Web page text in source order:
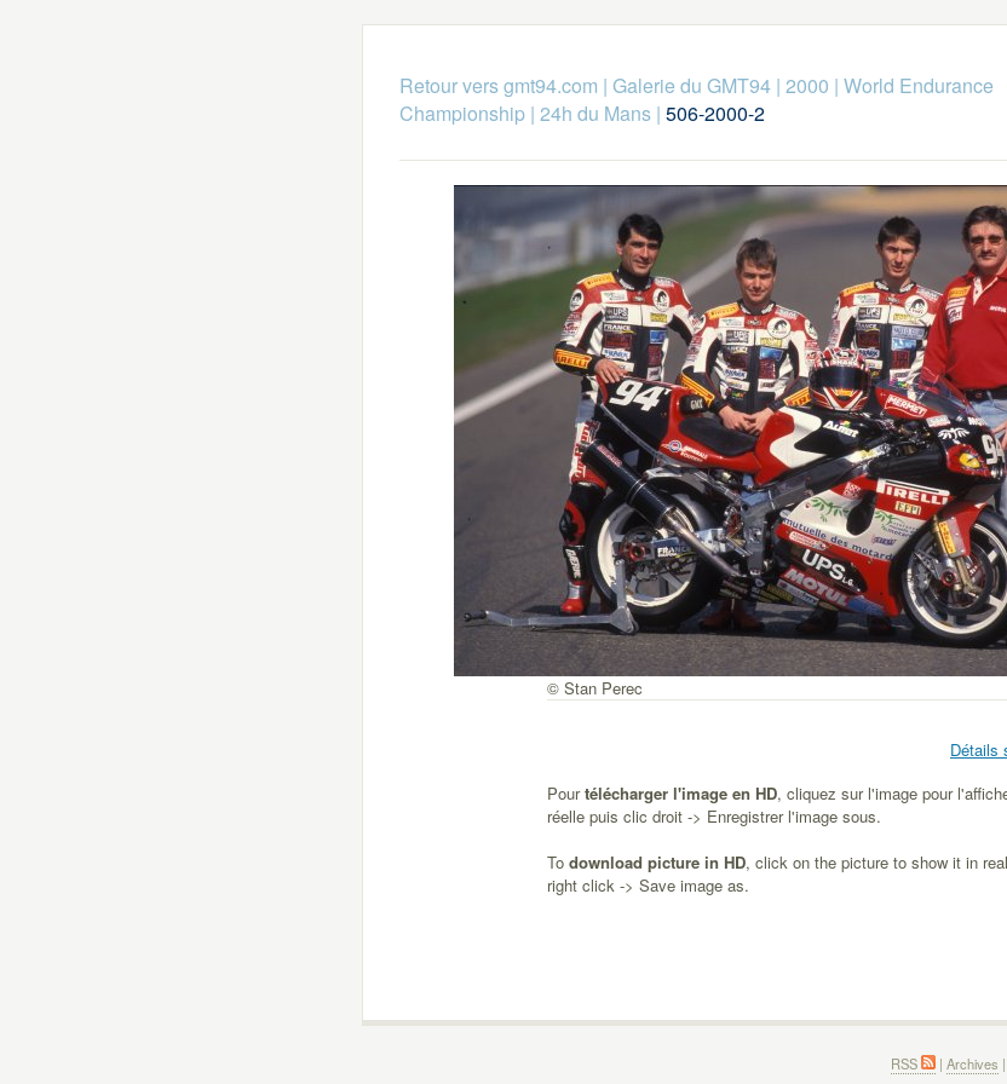
Retour vers gmt94.com | Galerie du GMT94| 2000 | World Endurance
Championship| 24h du Mans| 506-2000-2
© Stan Perec
Détails
Pourtélécharger l'image en HD, cliquez sur l'image pour
réelle puis clic droit -> Enregistrer l'image sous.
To download picture in HD, click on the picture to show it in
right click -> Save image as.
RSS | Archives